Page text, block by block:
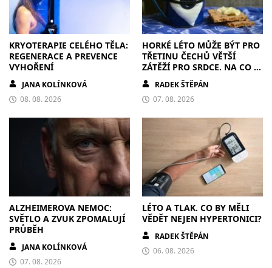
KRYOTERAPIE CELÉHO TĚLA:
REGENERACE A PREVENCE
VYHOŘENÍ
JANA KOLÍNKOVÁ
08. 08. 2026
HORKÉ LÉTO MŮŽE BÝT PRO
TŘETINU ČECHŮ VĚTŠÍ
ZÁTĚŽÍ PRO SRDCE. NA CO SI
DÁT POZOR?
RADEK ŠTĚPÁN
07. 08. 2026
ALZHEIMEROVA NEMOC:
SVĚTLO A ZVUK ZPOMALUJÍ
PRŮBĚH
JANA KOLÍNKOVÁ
07. 08. 2026
LÉTO A TLAK. CO BY MĚLI
VĚDĚT NEJEN HYPERTONICI?
RADEK ŠTĚPÁN
06. 08. 2026